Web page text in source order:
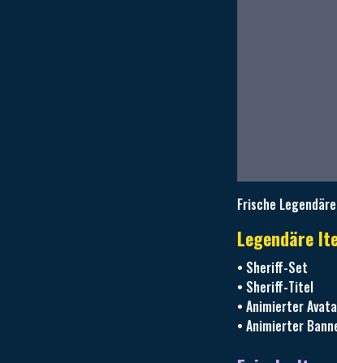
Frische
Legendäre
• Sheriff-Set
• Sheriff-Titel
• Animierter
• Animierter